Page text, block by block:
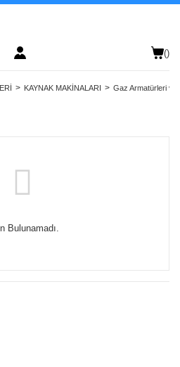
()
KAYNAK MAKİNALARI Gaz Armatürleri ve
Bulunamadı.